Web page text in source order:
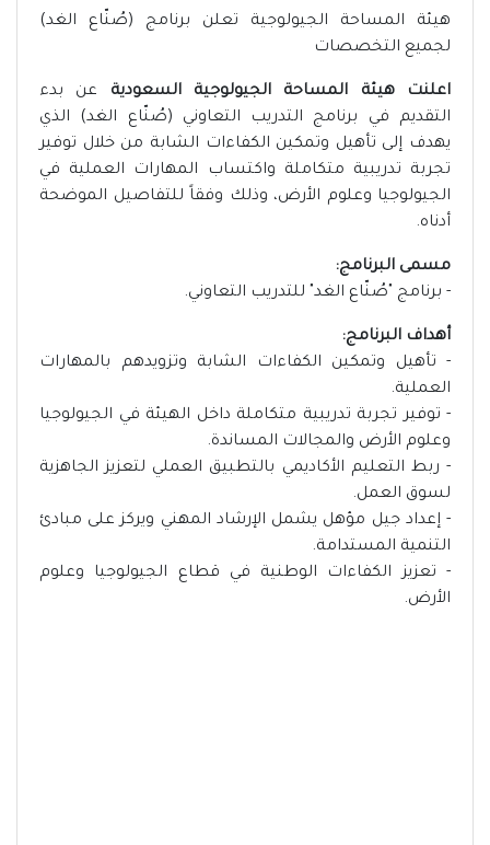
هيئة المساحة الجيولوجية تعلن برنامج (صُنّاع الغد)
لجميع التخصصات
اعلنت هيئة المساحة الجيولوجية السعودية عن بدء
التقديم في برنامج التدريب التعاوني (صُنّاع الغد) الذي
يهدف إلى تأهيل وتمكين الكفاءات الشابة من خلال توفير
تجربة تدريبية متكاملة واكتساب المهارات العملية في
الجيولوجيا وعلوم الأرض، وذلك وفقاً للتفاصيل الموضحة
أدناه.
مسمى البرنامج:
- برنامج "صُنّاع الغد" للتدريب التعاوني.
أهداف البرنامج:
- تأهيل وتمكين الكفاءات الشابة وتزويدهم بالمهارات
العملية.
- توفير تجربة تدريبية متكاملة داخل الهيئة في الجيولوجيا
وعلوم الأرض والمجالات المساندة.
- ربط التعليم الأكاديمي بالتطبيق العملي لتعزيز الجاهزية
لسوق العمل.
- إعداد جيل مؤهل يشمل الإرشاد المهني ويركز على مبادئ
التنمية المستدامة.
- تعزيز الكفاءات الوطنية في قطاع الجيولوجيا وعلوم
الأرض.